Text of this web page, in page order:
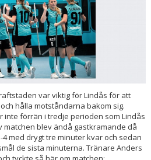
var viktig för Lindås för att
hålla motståndarna bakom sig.
inte förrän i tredje perioden som Lindås
matchen blev ändå gastkramande då
med drygt tre minuter kvar och sedan
de sista minuterna. Tränare Anders